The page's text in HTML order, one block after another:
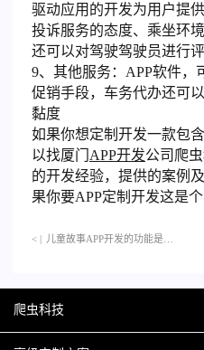
驱动应用的开发为用户提
投诉服务的态度、乘坐环
还可以对驾驶驾驶员进行评
9、其他服务：APP软件，
促销手段，车务代办还可
黏度
如果你想定制开发一款包
以找厦门 APP开发公司爬
的开发经验，提供的案例
果你要APP定制开发这是个
< | 儿童故事APP开发的功能是什么？…
爬虫科技